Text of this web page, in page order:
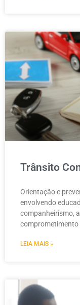
Trânsito
Orientação e
envolvendo
companheirismo,
comprometimento
LEIA MAIS »